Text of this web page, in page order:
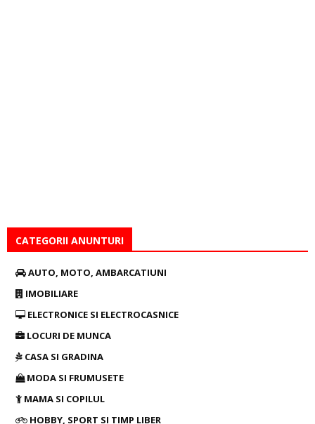
CATEGORII ANUNTURI
AUTO, MOTO, AMBARCATIUNI
IMOBILIARE
ELECTRONICE SI ELECTROCASNICE
LOCURI DE MUNCA
CASA SI GRADINA
MODA SI FRUMUSETE
MAMA SI COPILUL
HOBBY, SPORT SI TIMP LIBER